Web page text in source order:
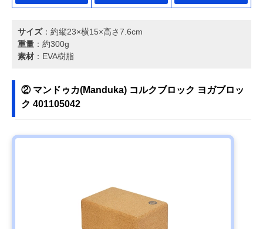
サイズ：約縦23×横15×高さ7.6cm
重量 ：約300g
素材 ：EVA樹脂
② マンドゥカ(Manduka) コルクブロック ヨガブロッ
ク 401105042